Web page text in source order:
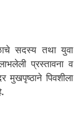
सदस्य तथा युवा
प्रस्तावना व
पिवशीला